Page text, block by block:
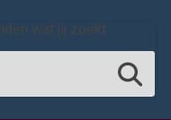
wat jij zoekt.